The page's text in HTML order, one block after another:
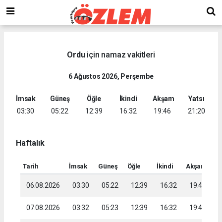
Orduiçin namaz vakitleri
6 Ağustos 2026, Perşembe
İmsak
03:30
Güneş
05:22
Öğle
12:39
İkindi
16:32
Akşam
19:46
Yatsı
21:20
Haftalık
Tarih İmsak Güneş Öğle İkindi Akşam
06.08.2026 03:30 05:22 12:39 16:32 19:46
07.08.2026 03:32 05:23 12:39 16:32 19:45